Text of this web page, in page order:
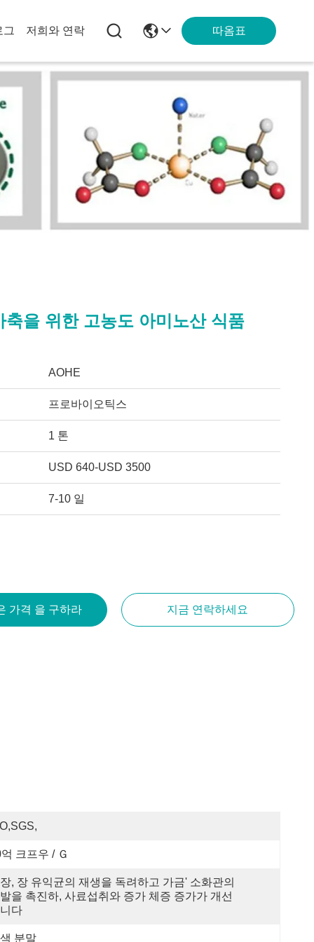
그 저희와 연락 따옴표
축을 위한 고농도 아미노산 식품
AOHE
프로바이오틱스
1 톤
USD 640-USD 3500
7-10 일
가격 을 구하라 지금 연락하세요
크프우 / Ｇ
, 장 유익균의 재생을 독려하고 가금' 소화관의
을 촉진하, 사료섭취와 증가 체증 증가가 개선
다
분말